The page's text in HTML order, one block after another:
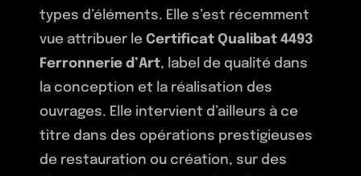
types d’éléments. Elle s’est récemment
vue attribuer leCertificat Qualibat 4493
Ferronnerie d’Art, label de qualité dans
la conception et la réalisation des
ouvrages. Elle intervient d’ailleurs à ce
titre dans des opérations prestigieuses
de restauration ou création, sur des